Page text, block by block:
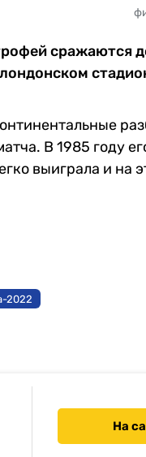
сражаются
В 1985 году
выиграла и на
2022
На